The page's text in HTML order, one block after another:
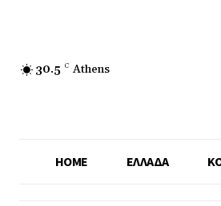
30.5 C Athens
HOME ΕΛΛΑΔΑ